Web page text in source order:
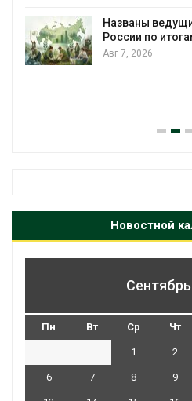
Названы
России по
Авг 7, 2026
Новостной
Пн Вт Ср Чт
1 2
6 7 8 9